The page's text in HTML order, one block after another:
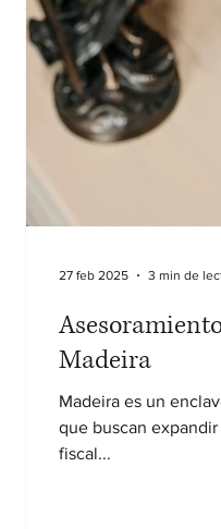
Madeira
Madeira es un
que buscan
fiscal...
27 feb 2025 3 min de